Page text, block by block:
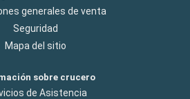
generales de venta
Seguridad
Mapa del sitio
sobre crucero
de Asistencia